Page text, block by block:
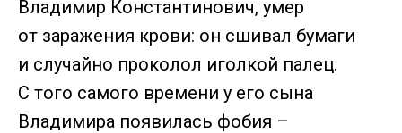
Владимир Константинович, умер
от заражения крови: он сшивал бумаги
и случайно проколол иголкой палец.
С того самого времени у его сына
Владимира появилась фобия –